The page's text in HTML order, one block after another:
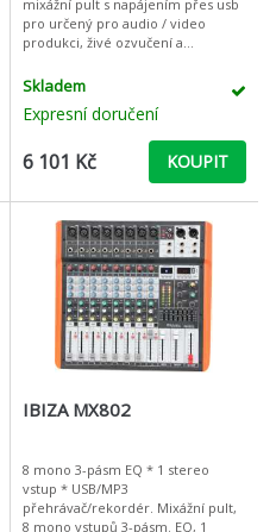
mixážní pult s napájením přes usb
pro určený pro audio / video
produkci, živé ozvučení a
mixážní pult s osmi kanály, dvěma
Skladem
Expresní doručení
6 101 Kč KOUPIT
IBIZA MX802
8 mono 3-pásm EQ * 1 stereo
vstup * USB/MP3
přehrávač/rekordér. Mixážní pult,
8 mono vstupů 3-pásm. EQ, 1